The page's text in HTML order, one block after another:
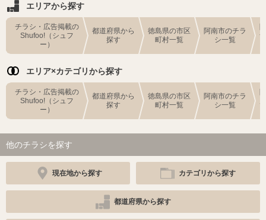
エリアから探す
チラシ・広告掲載の
Shufoo!（シュフ
ー）
都道府県から
探す
徳島県の市区
町村一覧
阿南市のチラ
シ一覧
エリア×カテゴリから探す
チラシ・広告掲載の
Shufoo!（シュフ
ー）
都道府県から
探す
徳島県の市区
町村一覧
阿南市のチラ
シ一覧
他のチラシを探す
現在地から探す カテゴリから探す
都道府県から探す